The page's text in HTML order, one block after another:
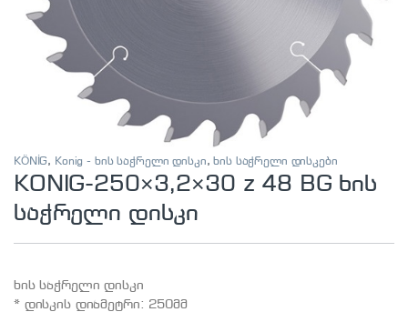
KÖNİG, Konig - ხის საჭრელი დისკი,ხის საჭრელი დისკები
KONIG-250×3,2×30 z 48 BG ხის
საჭრელი დისკი
ხის საჭრელი დისკი
* დისკის დიამეტრი: 250მმ